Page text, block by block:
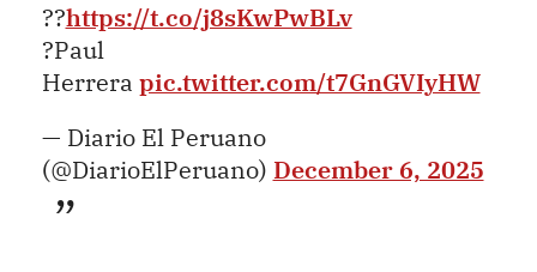
??https://t.co/j8sKwPwBLv
?Paul
Herrera pic.twitter.com/t7GnGVIyHW
— Diario El Peruano
(@DiarioElPeruano) December 6, 2025